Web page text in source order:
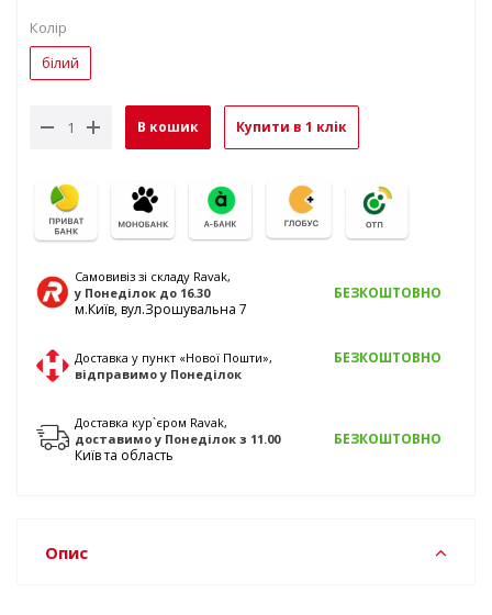
Колір
білий
В кошик Купити в 1 клік
Самовивіз зі складу Ravak,
у Понеділок до 16.30
м.Київ, вул.Зрошувальна 7
БЕЗКОШТОВНО
Доставка у пункт «Нової Пошти»,
відправимоу Понеділок
БЕЗКОШТОВНО
Доставка кур`єром Ravak,
доставимоу Понеділок з 11.00
Київ та область
БЕЗКОШТОВНО
Опис